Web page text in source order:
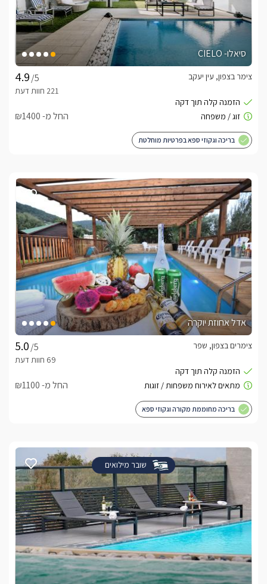
סיאלו- CIELO
/5
צימר בצפון, עין יעקב
החל מ- ₪1400
בריכה וגקוזי ספא בפרטיות מוחלטת
אדל אחוזת יוקרה
/5
צימרים בצפון, שפר
החל מ- ₪1100
בריכה מחוממת מקורה וגקוזי ספא
שובר מילואים